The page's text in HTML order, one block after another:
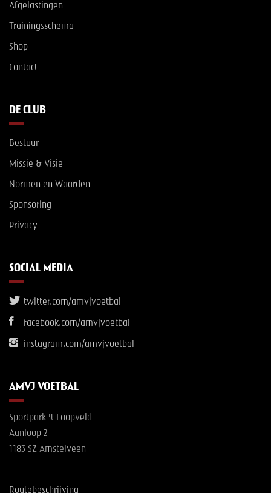
Afgelastingen
Trainingsschema
Shop
Contact
DE CLUB
Bestuur
Missie & Visie
Normen en Waarden
Sponsoring
Privacy
SOCIAL MEDIA
twitter.com/amvjvoetbal
facebook.com/amvjvoetbal
instagram.com/amvjvoetbal
AMVJ VOETBAL
Sportpark 't Loopveld
Aanloop 2
1183 SZ Amstelveen
Routebeschrijving